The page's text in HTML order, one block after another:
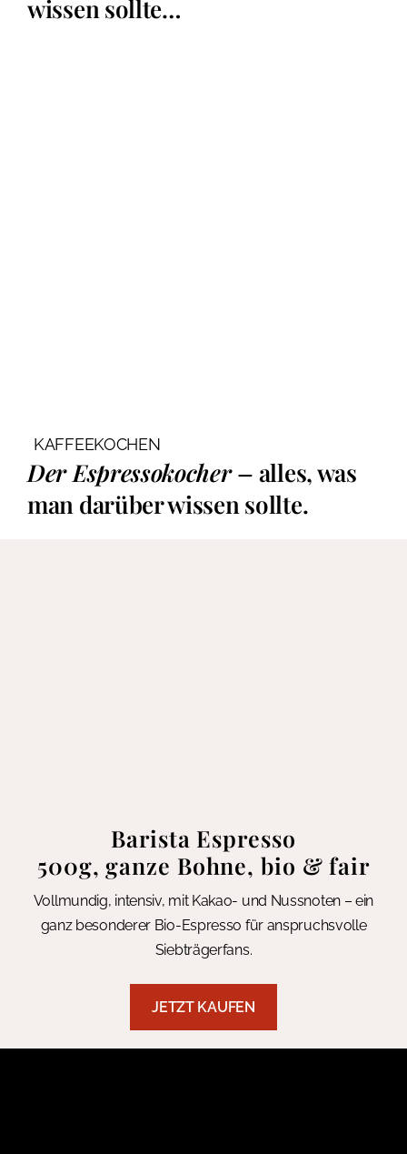
wissen sollte…
KAFFEEKOCHEN
Der Espressokocher – alles, was
man darüber wissen sollte.
Barista Espresso
500g, ganze Bohne, bio & fair
Vollmundig, intensiv, mit Kakao- und Nussnoten – ein
ganz besonderer Bio-Espresso für anspruchsvolle
Siebträgerfans.
JETZT KAUFEN